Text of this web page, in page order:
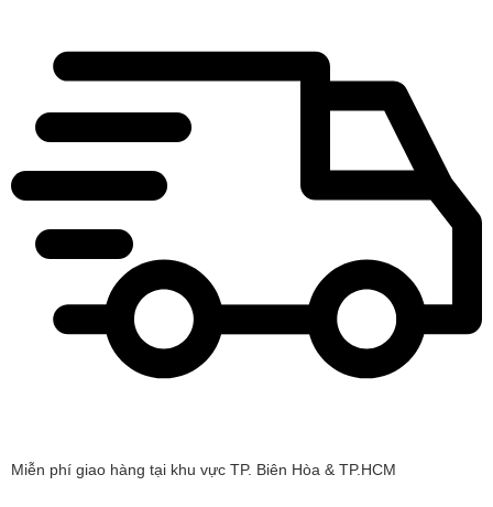
Miễn phí giao hàng tại khu vực TP. Biên Hòa & TP.HCM